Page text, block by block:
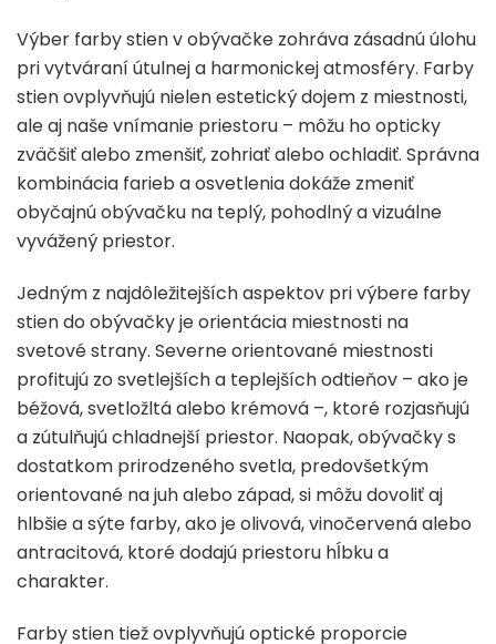
Výber farby stien v obývačke zohráva zásadnú úlohu
pri vytváraní útulnej a harmonickej atmosféry. Farby
stien ovplyvňujú nielen estetický dojem z miestnosti,
ale aj naše vnímanie priestoru – môžu ho opticky
zväčšiť alebo zmenšiť, zohriať alebo ochladiť. Správna
kombinácia farieb a osvetlenia dokáže zmeniť
obyčajnú obývačku na teplý, pohodlný a vizuálne
vyvážený priestor.
Jedným z najdôležitejších aspektov pri výbere farby
stien do obývačky je orientácia miestnosti na
svetové strany. Severne orientované miestnosti
profitujú zo svetlejších a teplejších odtieňov – ako je
béžová, svetložltá alebo krémová –, ktoré rozjasňujú
a zútulňujú chladnejší priestor. Naopak, obývačky s
dostatkom prirodzeného svetla, predovšetkým
orientované na juh alebo západ, si môžu dovoliť aj
hlbšie a sýte farby, ako je olivová, vinočervená alebo
antracitová, ktoré dodajú priestoru hĺbku a
charakter.
Farby stien tiež ovplyvňujú optické proporcie